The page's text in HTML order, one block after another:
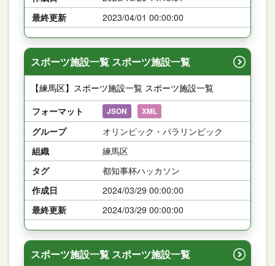
最終更新
2023/04/01 00:00:00
スポーツ施設一覧 スポーツ施設一覧
【練馬区】スポーツ施設一覧 スポーツ施設一覧
フォーマット
JSON XML
グループ
オリンピック・パラリンピック
組織
練馬区
タグ
都知事杯ハッカソン
作成日
2024/03/29 00:00:00
最終更新
2024/03/29 00:00:00
スポーツ施設一覧 スポーツ施設一覧